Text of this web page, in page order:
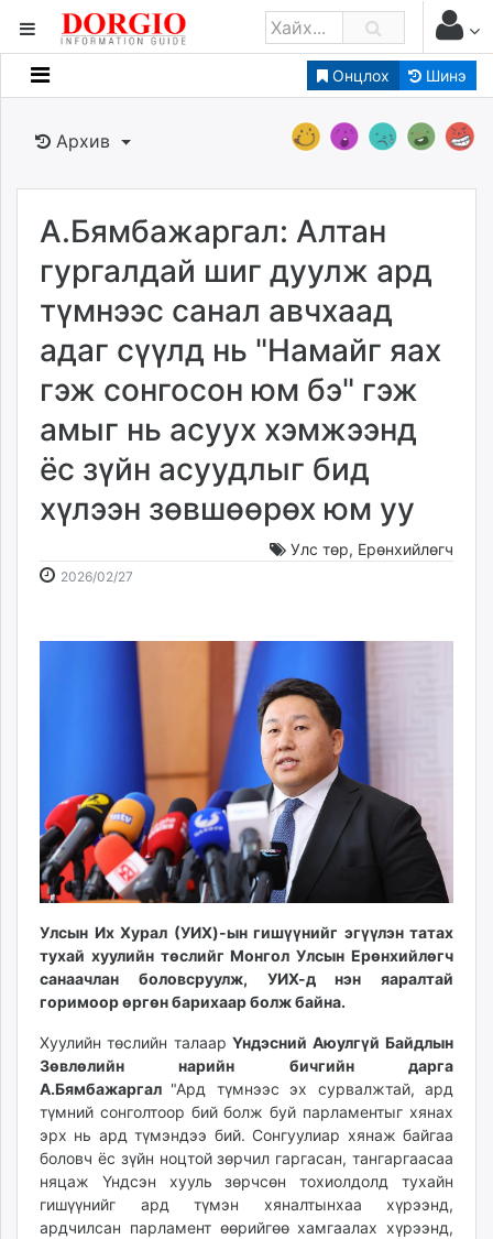
Онцлох Шинэ
Мэдээллийн
Банк санхүү
Бизнес ААН
Төрийн
dorgio.mn
Gogo.mn
caak.mn
news.mn
zindaa.mn
Baabar.mn
tovch.mn
ikon.mn
Livetv.mn
shuud.mn
mminfo.mn
ugluu.mn
urlag.mn
unen.mn
asu.mn
shudarga.mn
shuurhai.mn
unuudur.mn
isee.mn
mglradio.com
fact.mn
itoim.mn
tumen.mn
times.mn
tvmongolia.mn
Архив
А.Бямбажаргал: Алтан
гургалдай шиг дуулж ард
түмнээс санал авчхаад
адаг сүүлд нь "Намайг яах
гэж сонгосон юм бэ" гэж
амыг нь асуух хэмжээнд
ёс зүйн асуудлыг бид
хүлээн зөвшөөрөх юм уу
Улс төр, Ерөнхийлөгч
2026/02/27
12:33:54
14:19:08
Улсын Их Хурал (УИХ)-ын гишүүнийг эгүүлэн татах
тухай хуулийн төслийг Монгол Улсын Ерөнхийлөгч
санаачлан боловсруулж, УИХ-д нэн яаралтай
горимоор өргөн барихаар болж байна.
Хуулийн төслийн талаар Үндэсний Аюулгүй Байдлын
Зөвлөлийн нарийн бичгийн дарга
А.Бямбажаргал "Ард түмнээс эх сурвалжтай, ард
түмний сонголтоор бий болж буй парламентыг хянах
эрх нь ард түмэндээ бий. Сонгуулиар хянаж байгаа
боловч ёс зүйн ноцтой зөрчил гаргасан, тангаргаасаа
няцаж Үндсэн хууль зөрчсөн тохиолдолд тухайн
гишүүнийг ард түмэн хяналтынхаа хүрээнд,
ардчилсан парламент өөрийгөө хамгаалах хүрээнд,